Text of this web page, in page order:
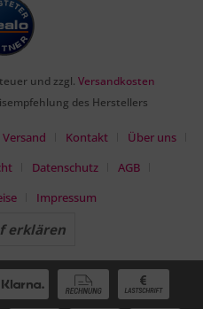
und zzgl. Versandkosten
des Herstellers
Kontakt
Über uns
Datenschutz
AGB
Impressum
erklären